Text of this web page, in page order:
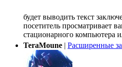
будет выводить текст
посетитель просматривает
стационарного компьютера
TeraMoune | Расширенные